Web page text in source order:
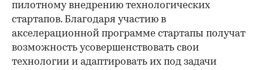
пилотному внедрению технологических
стартапов. Благодаря участию в
акселерационной программе стартапы получат
возможность усовершенствовать свои
технологии и адаптировать их под задачи